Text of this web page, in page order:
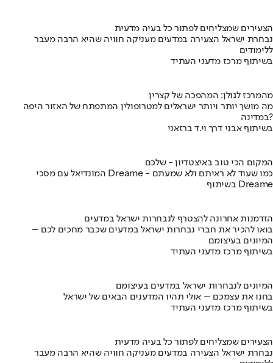
הצעירים שמצליחים לפתור כל בעיה מדעית
נבחרת ישראל הצעירה במדעים מעניקה חוויה שהיא הרבה מעבר
ללימודים
בשיתוף מרכז מדעני העתיד
מהמרכז לגולן: המהפכה של קצרין
מה מושך יותר ויותר ישראלים למטרופולין המתפתח של האזור היפה
במדינה?
בשיתוף אבני דרך וי.ד ברזאני
המקום הכי טוב באיצטדיון - שלכם
המונדיאל עם מסכי Dreame - כמו שעוד לא ראיתם ולא שמעתם
בשיתוף Dreame
הזדמנות אחרונה להצטרף לנבחרות ישראל במדעים
בואו להכיר את חברי נבחרות ישראל במדעים שכבר מחכים לכם –
המיונים בעיצומם
בשיתוף מרכז מדעני העתיד
המיונים לנבחרות ישראל במדעים בעיצומם
בחנו את עצמכם – אולי תהיו המדענים הבאים של ישראל
בשיתוף מרכז מדעני העתיד
הצעירים שמצליחים לפתור כל בעיה מדעית
נבחרת ישראל הצעירה במדעים מעניקה חוויה שהיא הרבה מעבר